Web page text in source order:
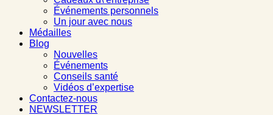
Événements personnels
Un jour avec nous
Médailles
Blog
Nouvelles
Événements
Conseils santé
Vidéos d’expertise
Contactez-nous
NEWSLETTER